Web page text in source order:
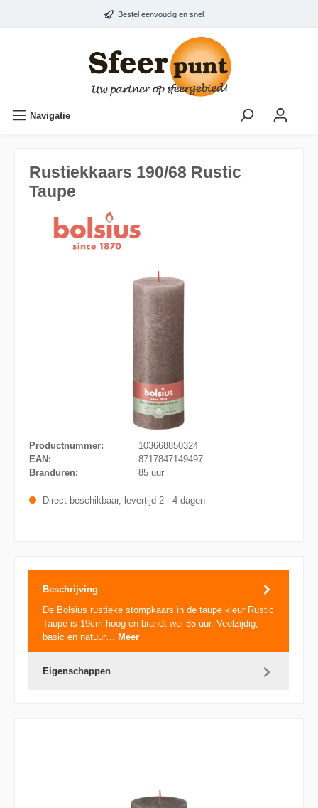
Bestel eenvoudig en snel
Navigatie
Rustiekkaars 190/68 Rustic
Taupe
Productnummer:
103668850324
EAN:
8717847149497
Branduren:
85 uur
Direct beschikbaar, levertijd 2 - 4 dagen
Beschrijving
De Bolsius rustieke stompkaars in de taupe kleur Rustic
Taupe is 19cm hoog en brandt wel 85 uur. Veelzijdig,
basic en natuur… Meer
Eigenschappen